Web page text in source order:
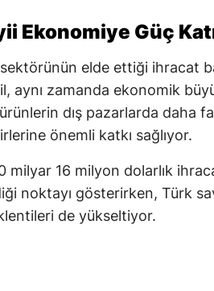
Ekonomiye Güç
elde ettiği ihracat
aynı zamanda ekonomik
dış pazarlarda daha
önemli katkı sağlıyor.
milyar 16 milyon dolarlık
noktayı gösterirken, Türk
de yükseltiyor.